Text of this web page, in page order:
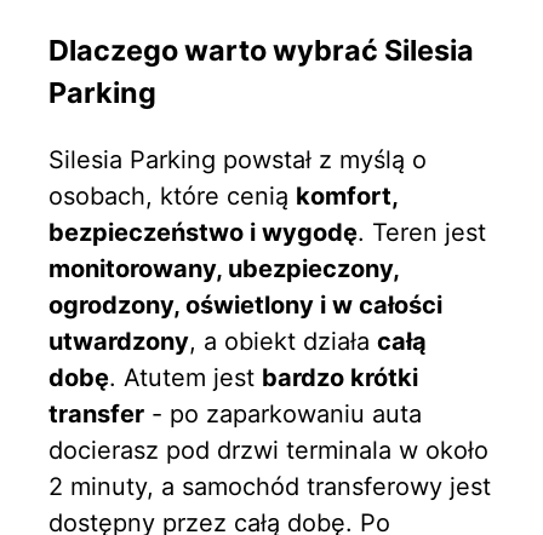
Dlaczego warto wybrać Silesia
Parking
Silesia Parking powstał z myślą o
osobach, które cenią komfort,
bezpieczeństwo i wygodę. Teren jest
monitorowany, ubezpieczony,
ogrodzony, oświetlony i w całości
utwardzony, a obiekt działa całą
dobę. Atutem jest bardzo krótki
transfer - po zaparkowaniu auta
docierasz pod drzwi terminala w około
2 minuty, a samochód transferowy jest
dostępny przez całą dobę. Po